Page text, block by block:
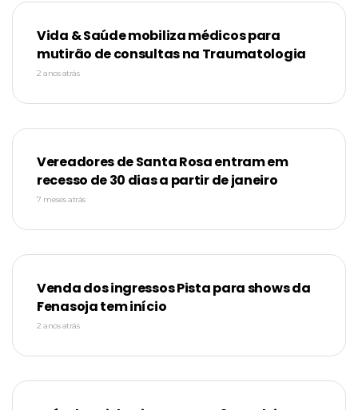
Vida & Saúde mobiliza médicos para
mutirão de consultas na Traumatologia
2 anos atrás
Vereadores de Santa Rosa entram em
recesso de 30 dias a partir de janeiro
7 meses atrás
Venda dos ingressos Pista para shows da
Fenasoja tem início
2 anos atrás